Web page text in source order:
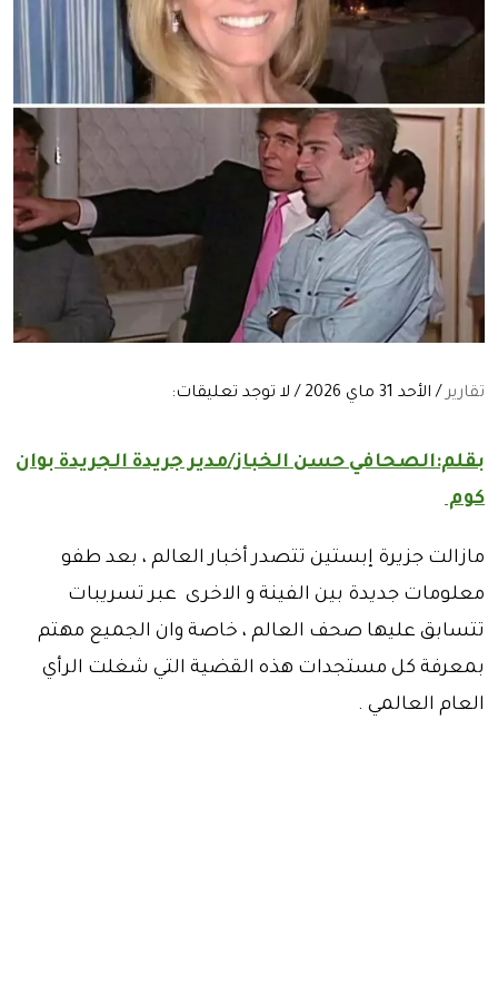
تقارير/ الأحد 31 ماي 2026 / لا توجد تعليقات:
بقلم:الصحافي حسن الخباز/مدير جريدة الجريدة بوان
كوم
مازالت جزيرة إبستين تتصدر أخبار العالم ، بعد طفو
معلومات جديدة بين الفينة و الاخرى عبر تسريبات
تتسابق عليها صحف العالم ، خاصة وان الجميع مهتم
بمعرفة كل مستجدات هذه القضية التي شغلت الرأي
العام العالمي .